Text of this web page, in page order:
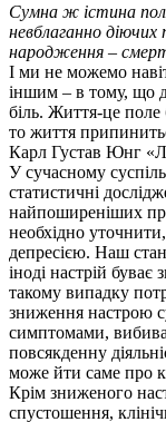
Сумна ж істина
невблаганно
народження –
І ми не можемо
іншим – в тому, що
біль. Життя-це поле
то життя
Карл Густав Юнг
У сучасному
статистичні
найпоширеніших
необхідно
депресією. Наш
іноді настрій
такому випадку
зниження настрою
симптомами,
повсякденну
може йти саме про
Крім зниженого
спустошення,